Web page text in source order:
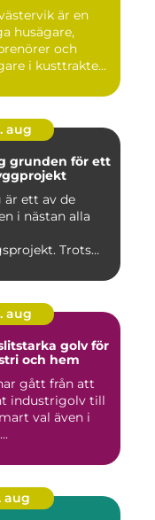
är en
husägare,
och
i kusttrakten
aug
är ett av de
i nästan alla
Trots
aug
och hem
gått från att
industrigolv till
val även i
aug